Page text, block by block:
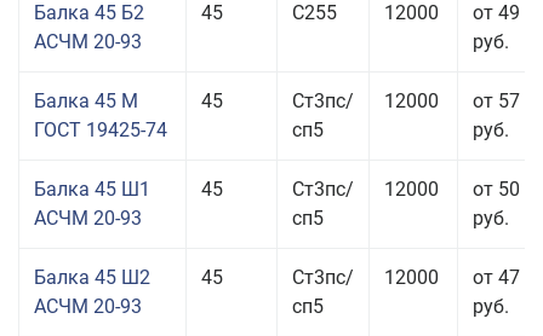
Балка 45 Б2
АСЧМ 20-93
45 С255 12000
от 49
руб.
Балка 45 М
ГОСТ 19425-74
45
Ст3пс/
сп5
12000
от 57
руб.
Балка 45 Ш1
АСЧМ 20-93
45
Ст3пс/
сп5
12000
от 50
руб.
Балка 45 Ш2
АСЧМ 20-93
45
Ст3пс/
сп5
12000
от 47
руб.